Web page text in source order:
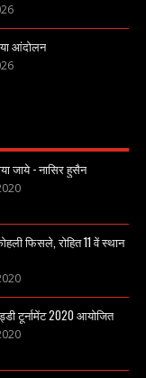
आंदोलन
जाये - नासिर हुसैन
फिसले, रोहित 11 वें स्थान
टूर्नामेंट 2020 आयोजित